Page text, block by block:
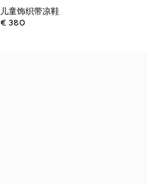
儿童饰织带凉鞋
€ 380